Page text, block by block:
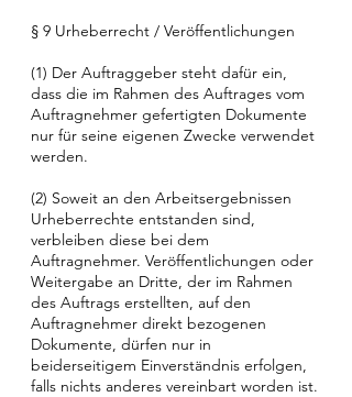
§ 9 Urheberrecht / Veröffentlichungen
(1) Der Auftraggeber steht dafür ein,
dass die im Rahmen des Auftrages vom
Auftragnehmer gefertigten Dokumente
nur für seine eigenen Zwecke verwendet
werden.
(2) Soweit an den Arbeitsergebnissen
Urheberrechte entstanden sind,
verbleiben diese bei dem
Auftragnehmer. Veröffentlichungen oder
Weitergabe an Dritte, der im Rahmen
des Auftrags erstellten, auf den
Auftragnehmer direkt bezogenen
Dokumente, dürfen nur in
beiderseitigem Einverständnis erfolgen,
falls nichts anderes vereinbart worden ist.